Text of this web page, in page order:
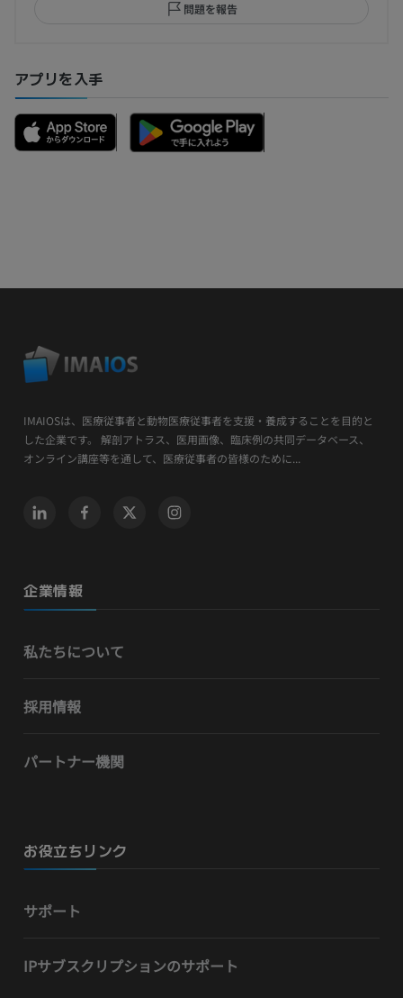
問題を報告
アプリを入手
IMAIOSは、医療従事者と動物医療従事者を支援・養成することを目的と
した企業です。 解剖アトラス、医用画像、臨床例の共同データベース、
オンライン講座等を通して、医療従事者の皆様のために...
企業情報
私たちについて
採用情報
パートナー機関
お役立ちリンク
サポート
IPサブスクリプションのサポート